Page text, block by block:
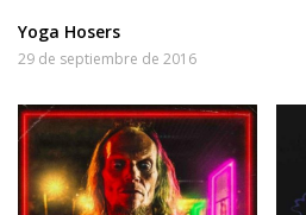
Yoga Hosers
29 de septiembre de 2016